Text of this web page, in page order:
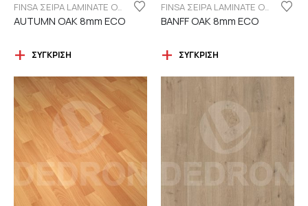
FINSA ΣΕΙΡΑ LAMINATE ORIGINAL "ECO LABEL"
AUTUMN OAK 8mm ECO
ΣΎΓΚΡΙΣΗ
FINSA ΣΕΙΡΑ LAMINATE ORIGINAL "ECO LABEL"
BANFF OAK 8mm ECO
ΣΎΓΚΡΙΣΗ